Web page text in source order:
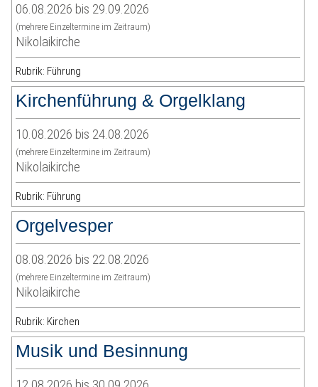
06.08.2026 bis 29.09.2026
(mehrere Einzeltermine im Zeitraum)
Nikolaikirche
Rubrik: Führung
Kirchenführung & Orgelklang
10.08.2026 bis 24.08.2026
(mehrere Einzeltermine im Zeitraum)
Nikolaikirche
Rubrik: Führung
Orgelvesper
08.08.2026 bis 22.08.2026
(mehrere Einzeltermine im Zeitraum)
Nikolaikirche
Rubrik: Kirchen
Musik und Besinnung